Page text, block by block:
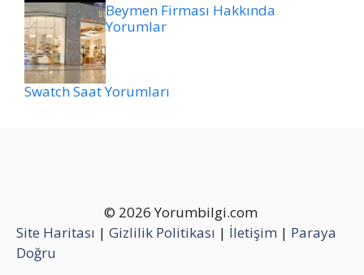
Beymen Firması Hakkında
Yorumlar
Swatch Saat Yorumları
© 2026 Yorumbilgi.com
Site Haritası | Gizlilik Politikası | İletişim | Paraya
Doğru